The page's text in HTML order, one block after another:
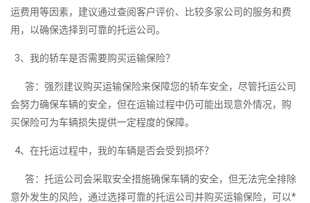
运费用等因素，建议通过查阅客户评价、比较多家公司的服务和费
用，以确保选择到可靠的托运公司。
3、我的轿车是否需要购买运输保险？
答：强烈建议购买运输保险来保障您的轿车安全，尽管托运公司
会努力确保车辆的安全，但在运输过程中仍可能出现意外情况，购
买保险可为车辆损失提供一定程度的保障。
4、在托运过程中，我的车辆是否会受到损坏？
答：托运公司会采取安全措施确保车辆的安全，但无法完全排除
意外发生的风险，通过选择可靠的托运公司并购买运输保险，可以*